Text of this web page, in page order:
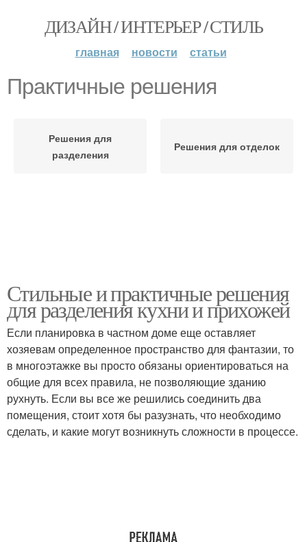
ДИЗАЙН / ИНТЕРЬЕР / СТИЛЬ
главная новости статьи
Практичные решения
Решения для
разделения
Решения для отделок
Стильные и практичные решения
для разделения кухни и прихожей
Если планировка в частном доме еще оставляет
хозяевам определенное пространство для фантазии, то
в многоэтажке вы просто обязаны ориентироваться на
общие для всех правила, не позволяющие зданию
рухнуть. Если вы все же решились соединить два
помещения, стоит хотя бы разузнать, что необходимо
сделать, и какие могут возникнуть сложности в процессе.